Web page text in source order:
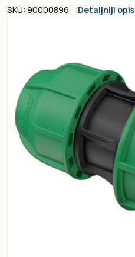
SKU: 90000896 Detaljniji opis